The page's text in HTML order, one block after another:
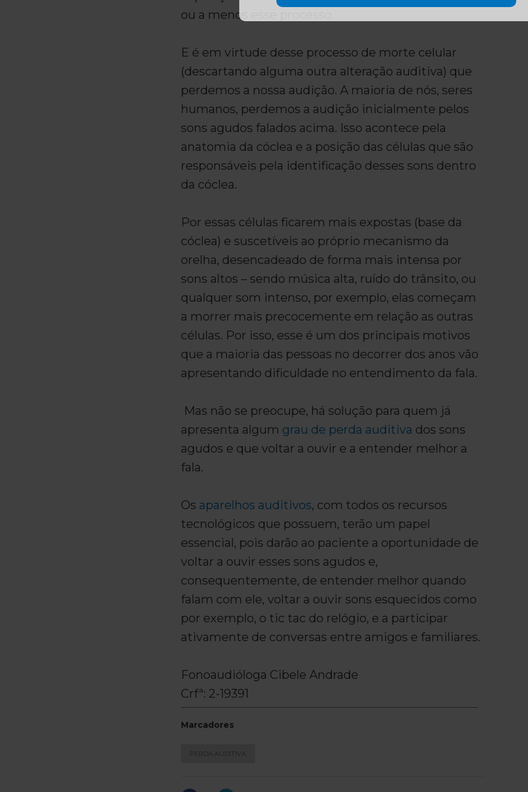
ou a menos esse processo.
E é em virtude desse processo de morte celular
(descartando alguma outra alteração auditiva) que
perdemos a nossa audição. A maioria de nós, seres
humanos, perdemos a audição inicialmente pelos
sons agudos falados acima. Isso acontece pela
anatomia da cóclea e a posição das células que são
responsáveis pela identificação desses sons dentro
da cóclea.
Por essas células ficarem mais expostas (base da
cóclea) e suscetíveis ao próprio mecanismo da
orelha, desencadeado de forma mais intensa por
sons altos – sendo música alta, ruído do trânsito, ou
qualquer som intenso, por exemplo, elas começam
a morrer mais precocemente em relação as outras
células. Por isso, esse é um dos principais motivos
que a maioria das pessoas no decorrer dos anos vão
apresentando dificuldade no entendimento da fala.
Mas não se preocupe, há solução para quem já
apresenta algum grau de perda auditiva dos sons
agudos e que voltar a ouvir e a entender melhor a
fala.
Os aparelhos auditivos, com todos os recursos
tecnológicos que possuem, terão um papel
essencial, pois darão ao paciente a oportunidade de
voltar a ouvir esses sons agudos e,
consequentemente, de entender melhor quando
falam com ele, voltar a ouvir sons esquecidos como
por exemplo, o tic tac do relógio, e a participar
ativamente de conversas entre amigos e familiares.
Fonoaudióloga Cibele Andrade
Crfª: 2-19391
Marcadores
PERDA AUDITIVA